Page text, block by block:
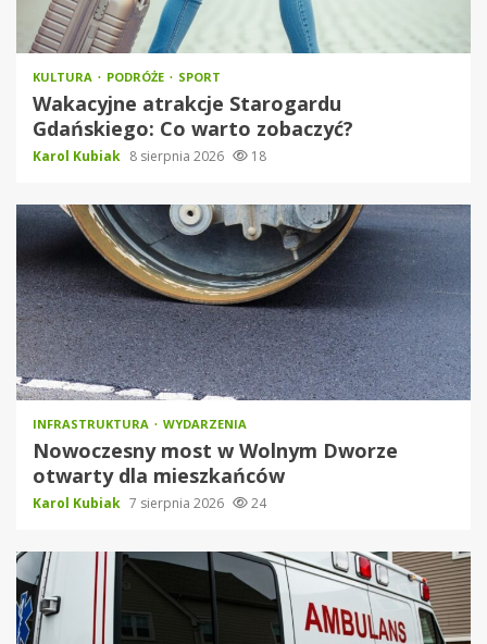
KULTURA PODRÓŻE SPORT
Wakacyjne atrakcje Starogardu
Gdańskiego: Co warto zobaczyć?
Karol Kubiak 8 sierpnia 2026 18
INFRASTRUKTURA WYDARZENIA
Nowoczesny most w Wolnym Dworze
otwarty dla mieszkańców
Karol Kubiak 7 sierpnia 2026 24